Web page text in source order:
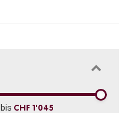
bis CHF 1'045